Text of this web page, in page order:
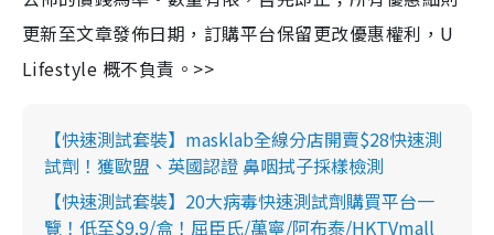
更新至文章發佈日期，訂購平台保留更改優惠權利，U
Lifestyle 概不負責。>>
【快速測試套裝】masklab全線分店開賣$28快速測
試劑！獲歐盟、英國認證 鼻咽拭子採樣檢測
【快速測試套裝】20大病毒快速測試劑購買平台一
覽！低至$9.9/盒！屈臣氏/萬寧/阿布泰/HKTVmall